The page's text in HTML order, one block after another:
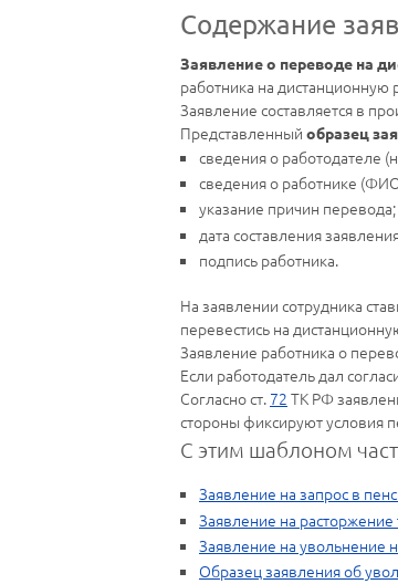
Содержание
Заявление о переводе на
работника на дистанционную
Заявление составляется в
Представленный образец
сведения о работодателе
сведения о работнике
указание причин перевода;
дата составления
подпись работника.
На заявлении сотрудника
перевестись на
Заявление работника о
Если работодатель дал
Согласно ст. 72 ТК РФ
стороны фиксируют условия
С этим шаблоном
Заявление на запрос в
Заявление на расторжение
Заявление на увольнение
Образец заявления об